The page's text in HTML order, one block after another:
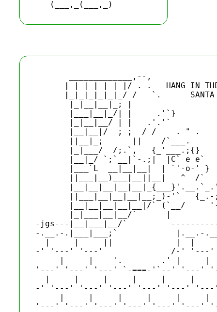
       _____________,--,
| | | | | | |/ .-.   HANG IN
      |_|_|_|_|_|_/ /   `.      SANTA
       |_|__|__|_; |
       |___|__|_/| |     .'`}
       |_|__|__/ | |   .'.'`
       |__|__|/  ; ;  / /    .-"-.
       ||__|_;      ||    /`___.
       |_|___/  /;.`,   {_'___.;{}
       |__|_/ `;`__|`-.;|  |C` e e`
       |___`L  __|__|__|  | `'-o-' }
       ||___|__)___|__||__|   ^  /`
||___|__|__|__|__;_)-'`   {_.-
|__|__|__|__|__|/` (`__/
       |_|___|__|__/`      |
-jgs---|__|___|__/`
-.__.-.|___|___;`            |.__.-
|     |     ||             |  |
-' '---' '---'              /-' '---'
|     |    '.        .' |     |
'---' '---' '---' `-===-'`--' '---'
|     |     |     |     |     |
-' '---' '---' '---' '---' '---'
|     |     |     |     |     |